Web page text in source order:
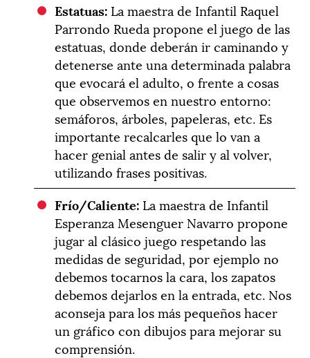
Estatuas: La maestra de Infantil Raquel
Parrondo Rueda propone el juego de las
estatuas, donde deberán ir caminando y
detenerse ante una determinada palabra
que evocará el adulto, o frente a cosas
que observemos en nuestro entorno:
semáforos, árboles, papeleras, etc. Es
importante recalcarles que lo van a
hacer genial antes de salir y al volver,
utilizando frases positivas.
Frío/Caliente: La maestra de Infantil
Esperanza Mesenguer Navarro propone
jugar al clásico juego respetando las
medidas de seguridad, por ejemplo no
debemos tocarnos la cara, los zapatos
debemos dejarlos en la entrada, etc. Nos
aconseja para los más pequeños hacer
un gráfico con dibujos para mejorar su
comprensión.